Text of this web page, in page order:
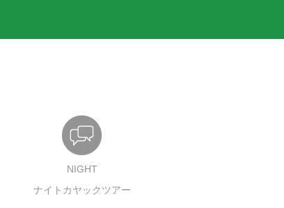
NIGHT
ナイトカヤックツアー